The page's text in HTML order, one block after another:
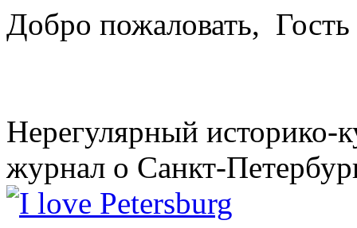
Добро пожаловать, Гость
Нерегулярный историко-
журнал о Санкт-